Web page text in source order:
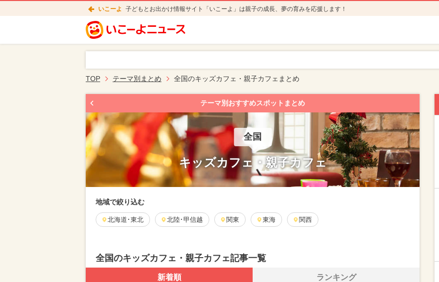
いこーよ 子どもとお出かけ情報サイト「いこーよ」は親子の成長、夢の育みを応援します！
TOP テーマ別まとめ 全国のキッズカフェ・親子カフェまとめ
テーマ別おすすめスポットまとめ
全国
キッズカフェ・親子カフェ
地域で絞り込む
北海道･東北 北陸･甲信越 関東 東海 関西
全国のキッズカフェ・親子カフェ記事一覧
新着順 ランキング